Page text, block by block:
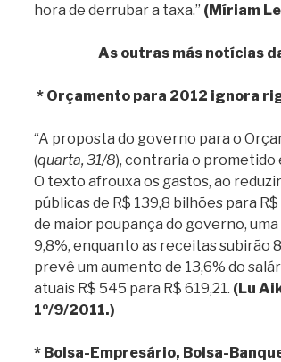
hora de derrubar a taxa.” (Míriam
As outras más notícias
* Orçamento para 2012 ignora
“A proposta do governo para o
(quarta, 31/8), contraria o prometido
O texto afrouxa os gastos, ao
públicas de R$ 139,8 bilhões para
de maior poupança do governo,
9,8%, enquanto as receitas subirão
prevê um aumento de 13,6% do
atuais R$ 545 para R$ 619,21. (Lu
1º/9/2011.)
* Bolsa-Empresário, Bolsa-